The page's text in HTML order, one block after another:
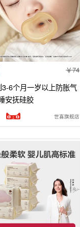
74
6个月一岁以上防胀气
安抚硅胶
世喜旗舰店